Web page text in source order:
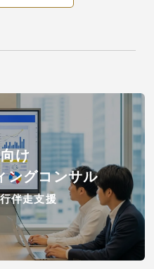
け
グコンサル
伴走支援